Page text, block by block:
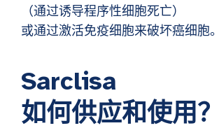
（通过诱导程序性细胞死亡）
或通过激活免疫细胞来破坏癌细胞。
Sarclisa
如何供应和使用？